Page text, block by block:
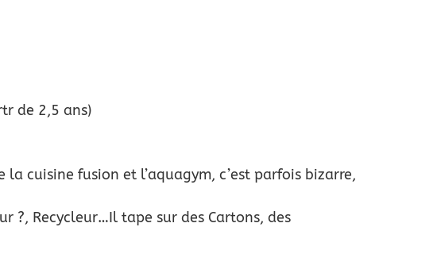
de 2,5 ans)
cuisine fusion et l’aquagym, c’est parfois bizarre,
Recycleur…Il tape sur des Cartons, des